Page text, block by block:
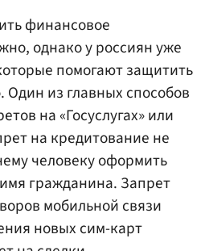
финансовое
однако у россиян уже
помогают защитить
из главных способов
на «Госуслугах» или
на кредитование не
человеку оформить
гражданина. Запрет
мобильной связи
новых сим-карт